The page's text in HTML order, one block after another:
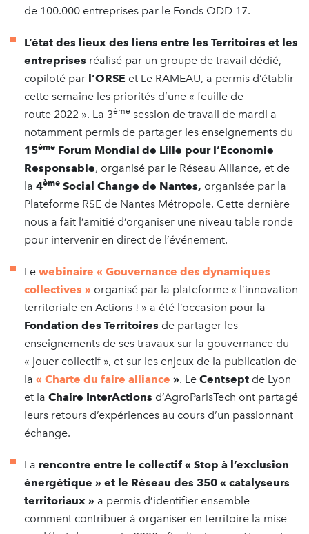
de 100.000 entreprises par le Fonds ODD 17.
L’état des lieux des liens entre les Territoires et les
entreprises réalisé par un groupe de travail dédié,
copiloté par l’ORSE et Le RAMEAU, a permis d’établir
cette semaine les priorités d’une « feuille de
route 2022 ». La 3ème session de travail de mardi a
notamment permis de partager les enseignements du
15ème Forum Mondial de Lille pour l’Economie
Responsable, organisé par le Réseau Alliance, et de
la 4ème Social Change de Nantes, organisée par la
Plateforme RSE de Nantes Métropole. Cette dernière
nous a fait l’amitié d’organiser une niveau table ronde
pour intervenir en direct de l’événement.
Le webinaire « Gouvernance des dynamiques
collectives » organisé par la plateforme « l’innovation
territoriale en Actions ! » a été l’occasion pour la
Fondation des Territoires de partager les
enseignements de ses travaux sur la gouvernance du
« jouer collectif », et sur les enjeux de la publication de
la « Charte du faire alliance ». Le Centsept de Lyon
et la Chaire InterActions d’AgroParisTech ont partagé
leurs retours d’expériences au cours d’un passionnant
échange.
La rencontre entre le collectif « Stop à l’exclusion
énergétique » et le Réseau des 350 « catalyseurs
territoriaux » a permis d’identifier ensemble
comment contribuer à organiser en territoire la mise